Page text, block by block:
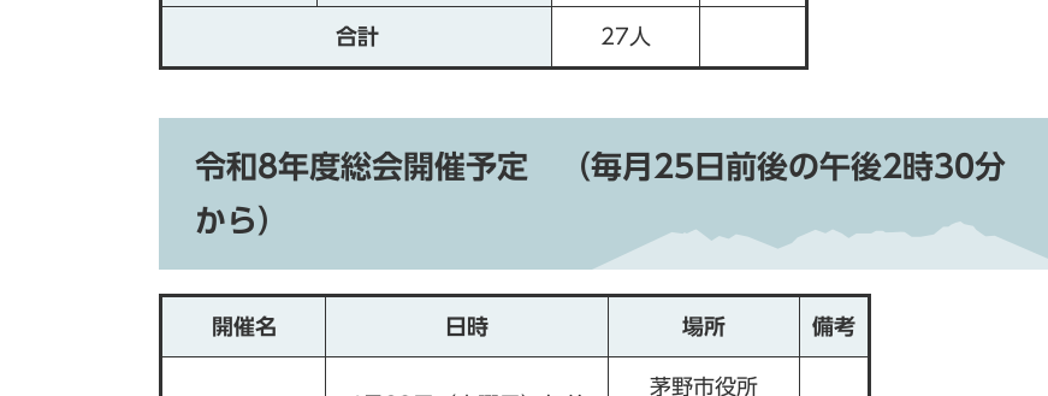
合計 27人
令和8年度総会開催予定 （毎月25日前後の午後2時30分
から）
開催名 日時 場所 備考
茅野市役所